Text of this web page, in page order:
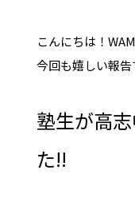
こんにちは！
今回も嬉しい報告
塾生が高
た!!